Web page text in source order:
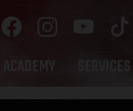
ACADEMY SERVICES